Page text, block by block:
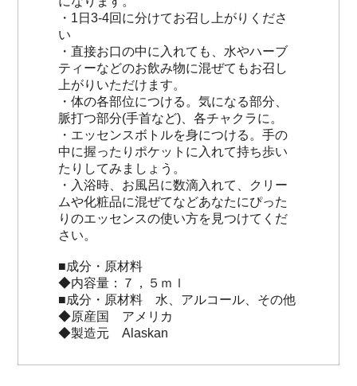
・1日3-4回に分けてお召し上がりくださ
い
・直接お口の中に入れても、水やハーブ
ティーなどのお飲み物に混ぜてもお召し
上がりいただけます。
・体の各部位につける。気になる部分、
脈打つ部分(手首など)、各チャクラに。
・エッセンスボトルを身につける。手の
中に握ったりポケットに入れて持ち歩い
たりしてみましょう。
・入浴時、お風呂に数滴入れて、クリー
ムや化粧品に混ぜてなどあなたにぴった
りのエッセンスの使い方を見つけてくだ
さい。
■成分・原材料
◆内容量：７，５ｍｌ
■成分・原材料 水、アルコール、その他
◆原産国 アメリカ
◆製造元 Alaskan